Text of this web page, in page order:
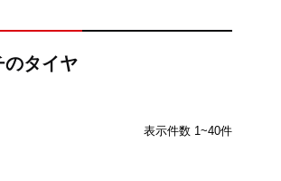
のタイヤ
表示件数 1~40件